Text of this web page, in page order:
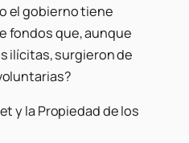
el gobierno tiene
fondos que, aunque
ilícitas, surgieron de
y la Propiedad de los